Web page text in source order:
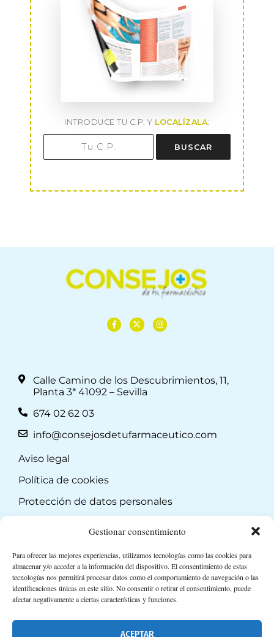
Gestionar consentimiento
Para ofrecer las mejores experiencias, utilizamos tecnologías como las cookies para
almacenar y/o acceder a la información del dispositivo. El consentimiento de estas
tecnologías nos permitirá procesar datos como el comportamiento de navegación o las
identificaciones únicas en este sitio. No consentir o retirar el consentimiento, puede
afectar negativamente a ciertas características y funciones.
ACEPTAR
INTRODUCE TU C.P. Y LOCALÍZALA:
BUSCAR
Calle Camino de los Descubrimientos, 11,
Planta 3ª 41092 – Sevilla
674 02 62 03
info@consejosdetufarmaceutico.com
Aviso legal
Política de cookies
Protección de datos personales